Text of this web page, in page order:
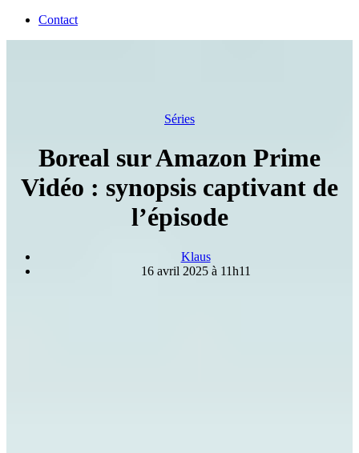
Contact
Séries
Boreal sur Amazon Prime
Vidéo : synopsis captivant de
l’épisode
Klaus
16 avril 2025 à 11h11